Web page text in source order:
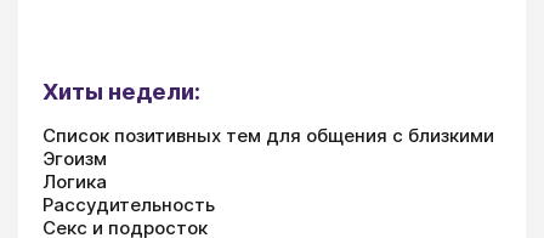
Хиты недели:
Список позитивных тем для общения с близкими
Эгоизм
Логика
Рассудительность
Секс и подросток